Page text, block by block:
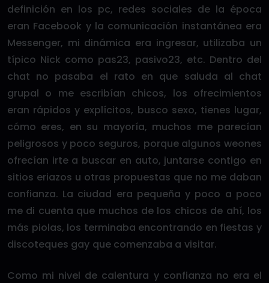
definición en los pc, redes sociales de la época
eran Facebook y la comunicación instantánea era
Messenger, mi dinámica era ingresar, utilizaba un
típico Nick como pas23, pasivo23, etc. Dentro del
chat no pasaba el rato en que saluda al chat
grupal o me escribían chicos, los ofrecimientos
eran rápidos y explícitos, busco sexo, tienes lugar,
cómo eres, en su mayoría, muchos me parecían
peligrosos y poco seguros, porque algunos weones
ofrecían irte a buscar en auto, juntarse contigo en
sitios eriazos u otras propuestas que no me daban
confianza. La ciudad era pequeña y poco a poco
me di cuenta que muchos de los chicos de ahí, los
más piolas, los terminaba encontrando en fiestas y
discoteques gay que comenzaba a visitar.
Como mi nivel de calentura y confianza no era el